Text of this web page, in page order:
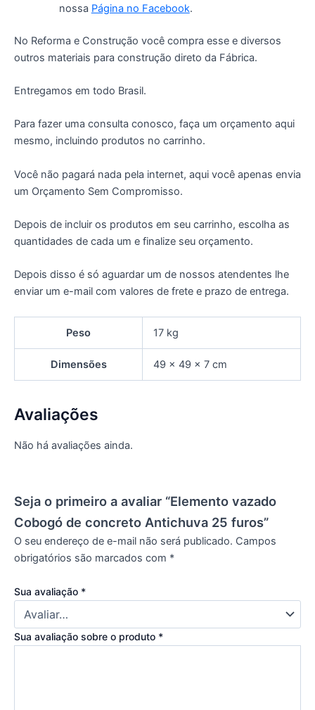
nossa Página no Facebook.
No Reforma e Construção você compra esse e diversos
outros materiais para construção direto da Fábrica.
Entregamos em todo Brasil.
Para fazer uma consulta conosco, faça um orçamento aqui
mesmo, incluindo produtos no carrinho.
Você não pagará nada pela internet, aqui você apenas envia
um Orçamento Sem Compromisso.
Depois de incluir os produtos em seu carrinho, escolha as
quantidades de cada um e finalize seu orçamento.
Depois disso é só aguardar um de nossos atendentes lhe
enviar um e-mail com valores de frete e prazo de entrega.
Peso 17 kg
Dimensões 49 × 49 × 7 cm
Avaliações
Não há avaliações ainda.
Seja o primeiro a avaliar “Elemento vazado
Cobogó de concreto Antichuva 25 furos”
O seu endereço de e-mail não será publicado. Campos
obrigatórios são marcados com *
Sua avaliação *
Sua avaliação sobre o produto *